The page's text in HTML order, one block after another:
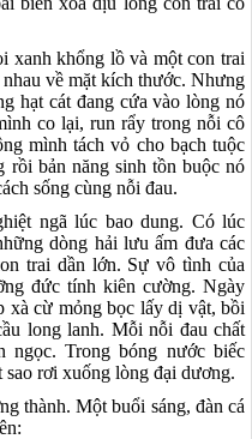
xanh khổng lồ và một con trai
về mặt kích thước. Nhưng
hạt cát đang cứa vào lòng nó
co lại, run rẩy trong nỗi cô
mình tách vỏ cho bạch tuộc
rồi bản năng sinh tồn buộc nó
sống cùng nỗi đau.
ngã lúc bao dung. Có lúc
dòng hải lưu ấm đưa các
trai dần lớn. Sự vô tình của
đức tính kiên cường. Ngày
xà cừ mỏng bọc lấy dị vật, bồi
long lanh. Mỗi nỗi đau chất
ngọc. Trong bóng nước biếc
rơi xuống lòng đại dương.
thành. Một buổi sáng, đàn cá